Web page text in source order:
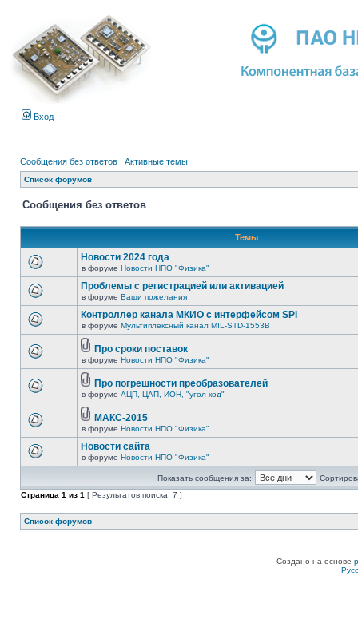
Вход
Сообщения без ответов | Активные темы
Список форумов
Сообщения без ответов
Темы
Новости 2024 года
в форуме Новости НПО "Физика"
Проблемы с регистрацией или активацией
в форуме Ваши пожелания
Контроллер канала МКИО с интерфейсом SPI
в форуме Мультиплексный канал MIL-STD-1553B
Про сроки поставок
в форуме Новости НПО "Физика"
Про погрешности преобразователей
в форуме АЦП, ЦАП, ИОН, "угол-код"
МАКС-2015
в форуме Новости НПО "Физика"
Новости сайта
в форуме Новости НПО "Физика"
Показать сообщения за:
Страница 1 из 1 [ Результатов поиска: 7 ]
Список форумов
Создано на основе